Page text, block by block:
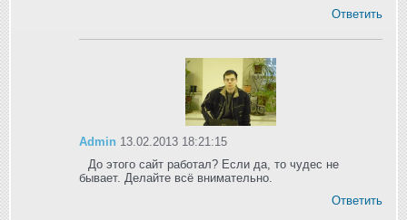
Ответить
Admin 13.02.2013 18:21:15
До этого сайт работал? Если да, то чудес не
бывает. Делайте всё внимательно.
Ответить